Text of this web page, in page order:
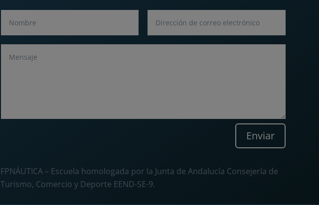
Enviar
FPNÁUTICA – Escuela homologada por la Junta de Andalucía Consejería de
Turismo, Comercio y Deporte EEND-SE-9.